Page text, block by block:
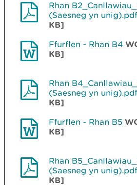
Rhan
(Saesneg yn unig).pdf
KB]
Ffurflen - Rhan B4
KB]
Rhan
(Saesneg yn unig).pdf
KB]
Ffurflen - Rhan B5
KB]
Rhan
(Saesneg yn unig).pdf
KB]